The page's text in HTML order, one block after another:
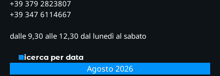
+39 379 2823807
+39 347 6114667
dalle 9,30 alle 12,30 dal lunedì al sabato
Ricerca per data
Agosto 2026